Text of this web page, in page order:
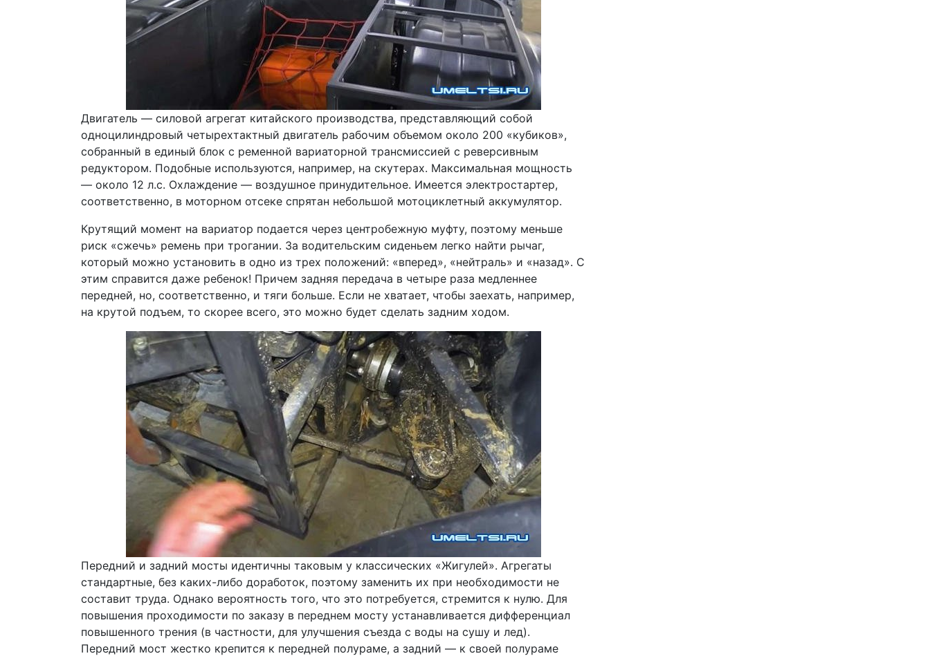
Двигатель — силовой агрегат китайского производства, представляющий собой
одноцилиндровый четырехтактный двигатель рабочим объемом около 200 «кубиков»,
собранный в единый блок с ременной вариаторной трансмиссией с реверсивным
редуктором. Подобные используются, например, на скутерах. Максимальная мощность
— около 12 л.с. Охлаждение — воздушное принудительное. Имеется электростартер,
соответственно, в моторном отсеке спрятан небольшой мотоциклетный аккумулятор.
Крутящий момент на вариатор подается через центробежную муфту, поэтому меньше
риск «сжечь» ремень при трогании. За водительским сиденьем легко найти рычаг,
который можно установить в одно из трех положений: «вперед», «нейтраль» и «назад». С
этим справится даже ребенок! Причем задняя передача в четыре раза медленнее
передней, но, соответственно, и тяги больше. Если не хватает, чтобы заехать, например,
на крутой подъем, то скорее всего, это можно будет сделать задним ходом.
Передний и задний мосты идентичны таковым у классических «Жигулей». Агрегаты
стандартные, без каких-либо доработок, поэтому заменить их при необходимости не
составит труда. Однако вероятность того, что это потребуется, стремится к нулю. Для
повышения проходимости по заказу в переднем мосту устанавливается дифференциал
повышенного трения (в частности, для улучшения съезда с воды на сушу и лед).
Передний мост жестко крепится к передней полураме, а задний — к своей полураме